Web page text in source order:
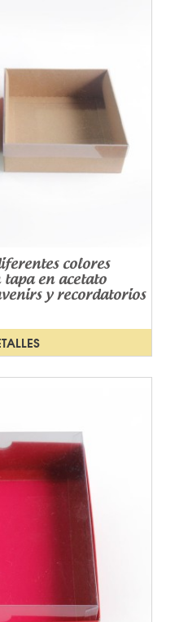
colores
en acetato
y recordatorios